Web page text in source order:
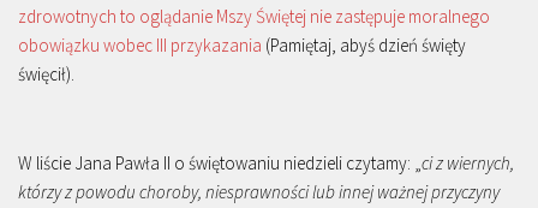
zdrowotnych to oglądanie Mszy Świętej nie zastępuje moralnego
obowiązku wobec III przykazania (Pamiętaj, abyś dzień święty
święcił).
W liście Jana Pawła II o świętowaniu niedzieli czytamy: „ci z wiernych,
którzy z powodu choroby, niesprawności lub innej ważnej przyczyny